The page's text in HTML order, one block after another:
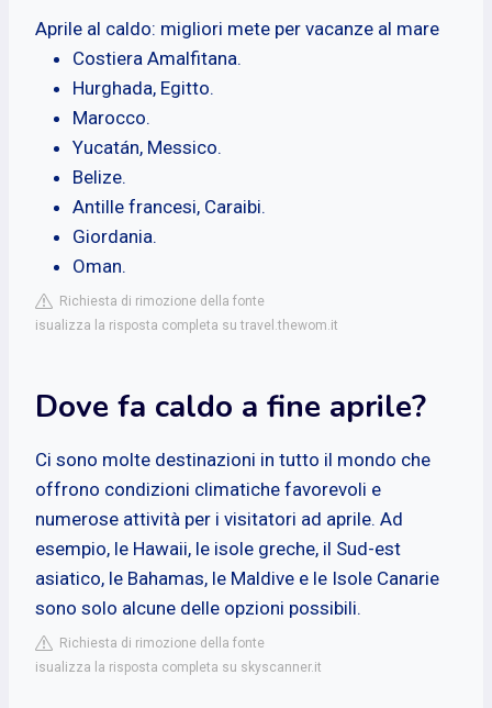
Aprile al caldo: migliori mete per vacanze al mare
Costiera Amalfitana.
Hurghada, Egitto.
Marocco.
Yucatán, Messico.
Belize.
Antille francesi, Caraibi.
Giordania.
Oman.
Richiesta di rimozione della fonte
isualizza la risposta completa su travel.thewom.it
Dove fa caldo a fine aprile?
Ci sono molte destinazioni in tutto il mondo che
offrono condizioni climatiche favorevoli e
numerose attività per i visitatori ad aprile. Ad
esempio, le Hawaii, le isole greche, il Sud-est
asiatico, le Bahamas, le Maldive e le Isole Canarie
sono solo alcune delle opzioni possibili.
Richiesta di rimozione della fonte
isualizza la risposta completa su skyscanner.it